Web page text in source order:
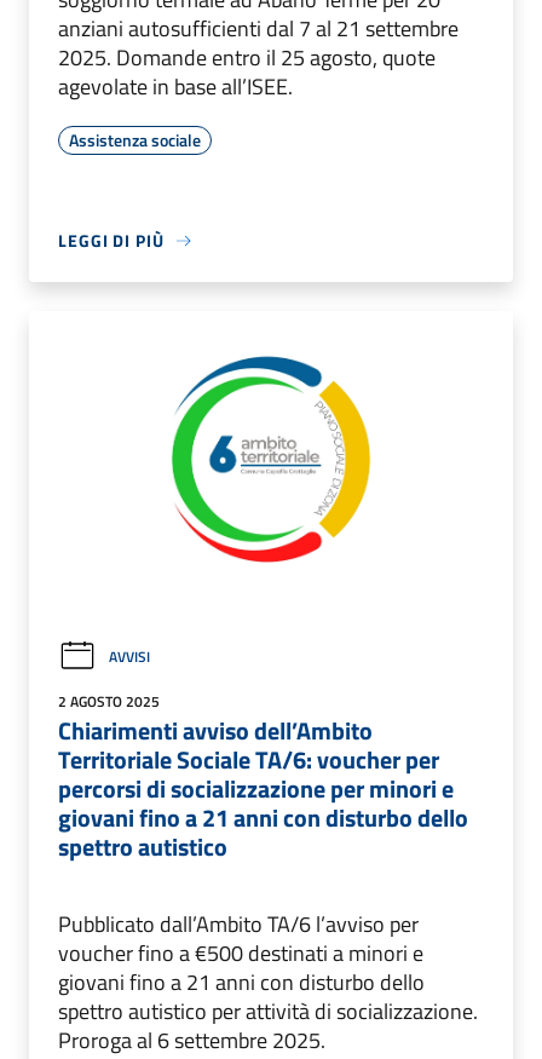
anziani autosufficienti dal 7 al 21 settembre
2025. Domande entro il 25 agosto, quote
agevolate in base all’ISEE.
Assistenza sociale
LEGGI DI PIÙ
AVVISI
2 AGOSTO 2025
Chiarimenti avviso dell’Ambito
Territoriale Sociale TA/6: voucher per
percorsi di socializzazione per minori e
giovani fino a 21 anni con disturbo dello
spettro autistico
Pubblicato dall’Ambito TA/6 l’avviso per
voucher fino a €500 destinati a minori e
giovani fino a 21 anni con disturbo dello
spettro autistico per attività di socializzazione.
Proroga al 6 settembre 2025.